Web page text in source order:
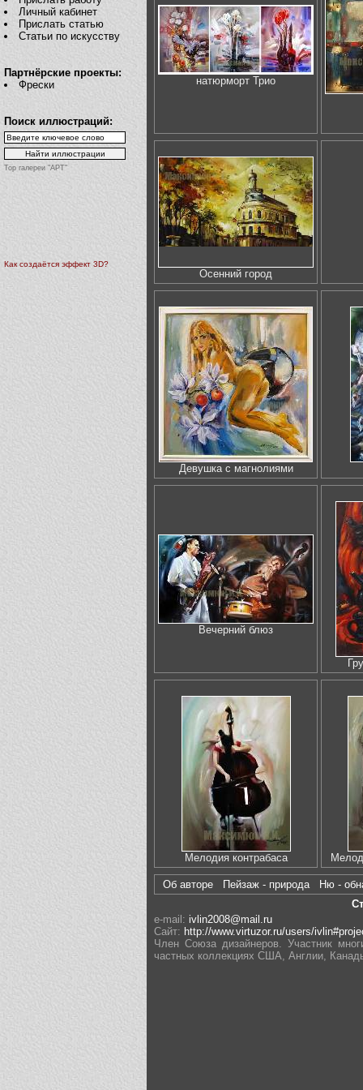
Личный кабинет
Прислать статью
Статьи по искусству
Партнёрские проекты:
Фрески
Поиск иллюстраций:
Top галереи "АРТ"
Как создаётся эффект 3D?
натюрморт Трио
Осенний город
Девушка с магнолиями
Вечерний блюз
Мелодия контрабаса
Об авторе Пейзаж - природа
Ню -
e-mail: ivlin2008@mail.ru
Сайт: http://www.virtuzor.ru/users/
Член Союза дизайнеров. Участник
частных коллекциях США, Англии,